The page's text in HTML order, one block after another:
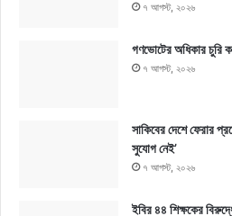
৭ আগস্ট, ২০২৬
গণভোটের অধিকার চুরি
৭ আগস্ট, ২০২৬
সাকিবের দেশে ফেরার
সুযোগ নেই’
৭ আগস্ট, ২০২৬
ইবির ৪৪ শিক্ষকের